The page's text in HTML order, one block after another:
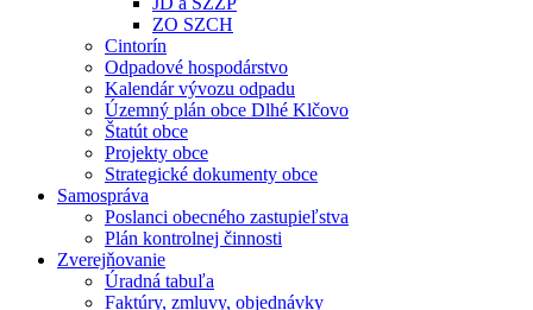
ZO SZCH
Cintorín
Odpadové hospodárstvo
Kalendár vývozu odpadu
Územný plán obce Dlhé Klčovo
Štatút obce
Projekty obce
Strategické dokumenty obce
Samospráva
Poslanci obecného zastupieľstva
Plán kontrolnej činnosti
Zverejňovanie
Úradná tabuľa
Faktúry, zmluvy, objednávky